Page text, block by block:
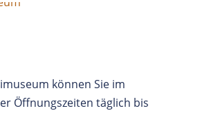
können Sie im
Öffnungszeiten täglich bis